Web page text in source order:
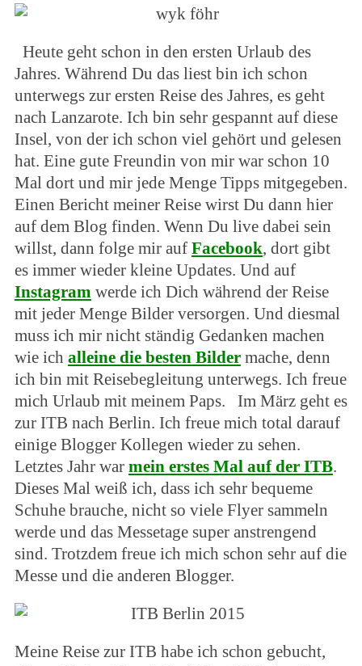
Heute geht schon in den ersten Urlaub des
Jahres. Während Du das liest bin ich schon
unterwegs zur ersten Reise des Jahres, es geht
nach Lanzarote. Ich bin sehr gespannt auf diese
Insel, von der ich schon viel gehört und gelesen
hat. Eine gute Freundin von mir war schon 10
Mal dort und mir jede Menge Tipps mitgegeben.
Einen Bericht meiner Reise wirst Du dann hier
auf dem Blog finden. Wenn Du live dabei sein
willst, dann folge mir auf Facebook, dort gibt
es immer wieder kleine Updates. Und auf
Instagramwerde ich Dich während der Reise
mit jeder Menge Bilder versorgen. Und diesmal
muss ich mir nicht ständig Gedanken machen
wie ich alleine die besten Bildermache, denn
ich bin mit Reisebegleitung unterwegs. Ich freue
mich Urlaub mit meinem Paps. Im März geht es
zur ITB nach Berlin. Ich freue mich total darauf
einige Blogger Kollegen wieder zu sehen.
Letztes Jahr war mein erstes Mal auf der ITB.
Dieses Mal weiß ich, dass ich sehr bequeme
Schuhe brauche, nicht so viele Flyer sammeln
werde und das Messetage super anstrengend
sind. Trotzdem freue ich mich schon sehr auf die
Messe und die anderen Blogger.
Meine Reise zur ITB habe ich schon gebucht,